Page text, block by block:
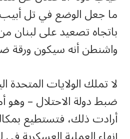
ما جعل الوضع في تل
باتجاه تصعيد على لبنان
واشنطن أنه سيكون ورقة
لا تملك الولايات المتحدة
ضبط دولة الاحتلال – وهو
أرادت ذلك، فتستطيع